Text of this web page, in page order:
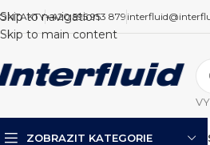
Skip to navigation
Skip to main content
+420 595 953 879
ZOBRAZIT KATEGORIE